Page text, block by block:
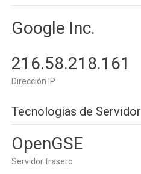
Google Inc.
216.58.218.161
Dirección IP
Tecnologias de Servidor
OpenGSE
Servidor trasero